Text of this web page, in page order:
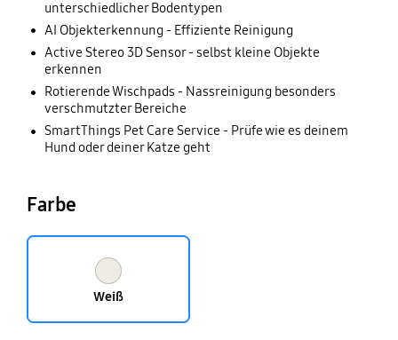
unterschiedlicher Bodentypen
AI Objekterkennung - Effiziente Reinigung
Active Stereo 3D Sensor - selbst kleine Objekte
erkennen
Rotierende Wischpads - Nassreinigung besonders
verschmutzter Bereiche
SmartThings Pet Care Service - Prüfe wie es deinem
Hund oder deiner Katze geht
Farbe
Weiß